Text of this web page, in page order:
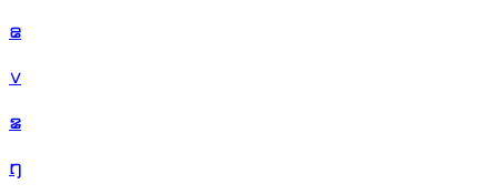
꤁
꤂
꤃
꤄